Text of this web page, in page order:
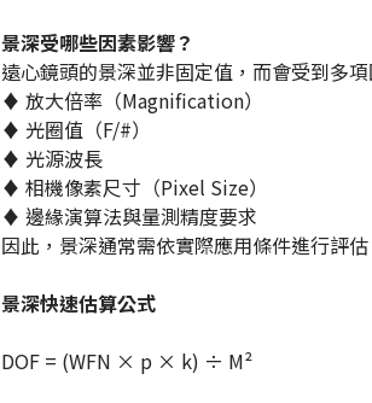
景深受哪些因素影響？
遠心鏡頭的景深並非固定值，而會受到多
♦ 放大倍率（Magnification）
♦ 光圈值（F/#）
♦ 光源波長
♦ 相機像素尺寸（Pixel Size）
♦ 邊緣演算法與量測精度要求
因此，景深通常需依實際應用條件進行評估
景深快速估算公式
DOF = (WFN × p × k) ÷ M²